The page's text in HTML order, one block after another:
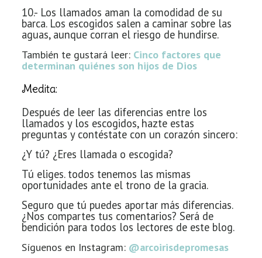
10.- Los llamados aman la comodidad de su
barca. Los escogidos salen a caminar sobre las
aguas, aunque corran el riesgo de hundirse.
También te gustará leer: Cinco factores que
determinan quiénes son hijos de Dios
Medita:
Después de leer las diferencias entre los
llamados y los escogidos, hazte estas
preguntas y contéstate con un corazón sincero:
¿Y tú? ¿Eres llamada o escogida?
Tú eliges. todos tenemos las mismas
oportunidades ante el trono de la gracia.
Seguro que tú puedes aportar más diferencias.
¿Nos compartes tus comentarios? Será de
bendición para todos los lectores de este blog.
Síguenos en Instagram: @arcoirisdepromesas